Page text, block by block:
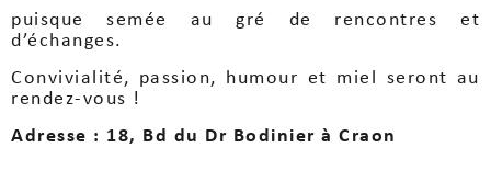
puisque semée au gré de rencontres et
d’échanges.
Convivialité, passion, humour et miel seront au
rendez-vous !
Adresse : 18, Bd du Dr Bodinier à Craon